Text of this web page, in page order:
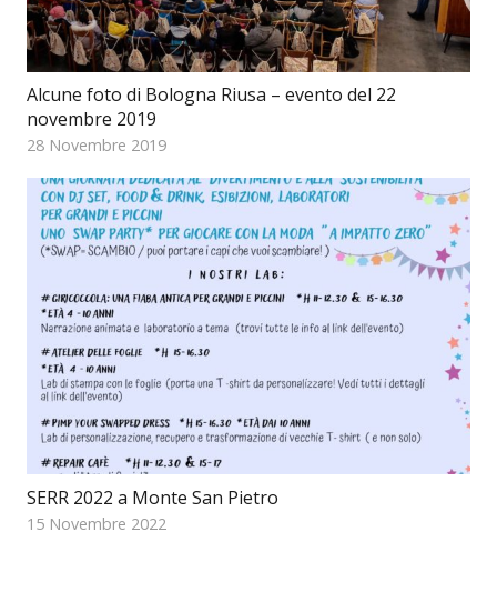
Alcune foto di Bologna Riusa – evento del 22
novembre 2019
28 Novembre 2019
SERR 2022 a Monte San Pietro
15 Novembre 2022